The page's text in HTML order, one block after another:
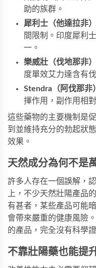
助的族群。
犀利士（他達拉非）
間限制。 印度犀利士
一。
樂威壯（伐地那非）
度單效艾力達含有
Stendra（阿伐那非）
揮作用，副作用相
這些藥物的主要機制是
到並維持充分的勃起狀
效果。
天然成分為何不是
許多人存在一個誤解，
上，不少天然壯陽產品
有甚者，某些產品可能
會帶來嚴重的健康風險
的產品，完全沒有科學
不靠壯陽藥也能提